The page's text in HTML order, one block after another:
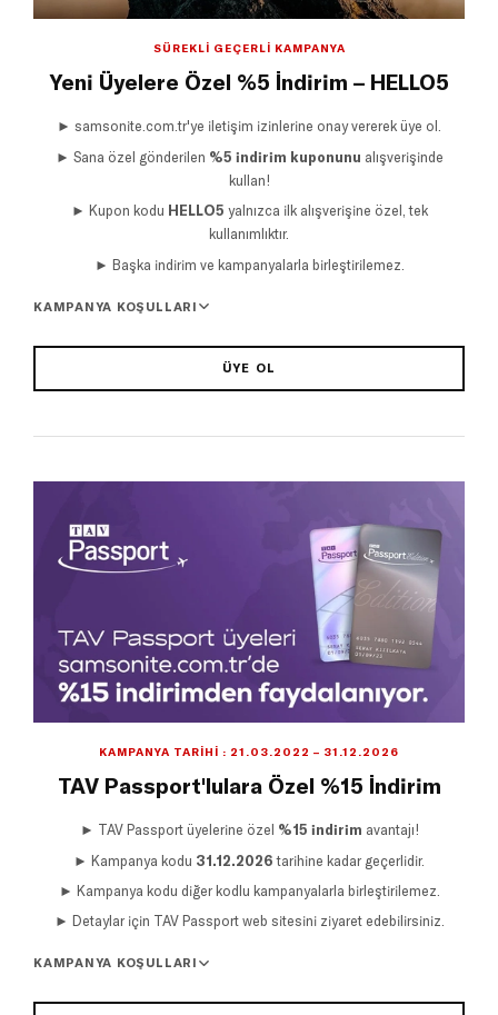
SÜREKLI GEÇERLI KAMPANYA
Yeni Üyelere Özel %5 İndirim – HELLO5
► samsonite.com.tr'ye iletişim izinlerine onay vererek üye ol.
► Sana özel gönderilen %5 indirim kuponunu alışverişinde
kullan!
► Kupon kodu HELLO5 yalnızca ilk alışverişine özel, tek
kullanımlıktır.
► Başka indirim ve kampanyalarla birleştirilemez.
KAMPANYA KOŞULLARI
ÜYE OL
KAMPANYA TARIHI : 21.03.2022 – 31.12.2026
TAV Passport'lulara Özel %15 İndirim
► TAV Passport üyelerine özel %15 indirim avantajı!
► Kampanya kodu 31.12.2026tarihine kadar geçerlidir.
► Kampanya kodu diğer kodlu kampanyalarla birleştirilemez.
► Detaylar için TAV Passport web sitesini ziyaret edebilirsiniz.
KAMPANYA KOŞULLARI